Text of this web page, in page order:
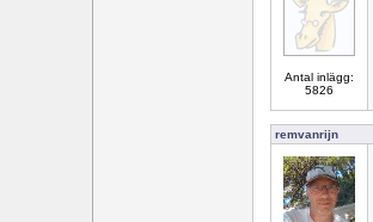
Antal inlägg:
5826
remvanrijn